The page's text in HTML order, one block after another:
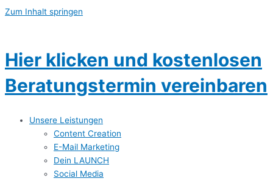
Zum Inhalt springen
Hier klicken und kostenlosen
Beratungstermin vereinbaren
Unsere Leistungen
Content Creation
E-Mail Marketing
Dein LAUNCH
Social Media